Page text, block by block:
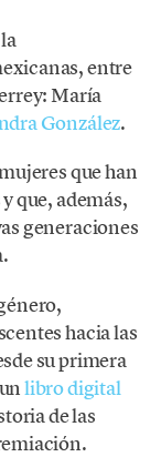
entre
María
González.
que han
que, además,
generaciones
hacia las
su primera
libro digital
de las